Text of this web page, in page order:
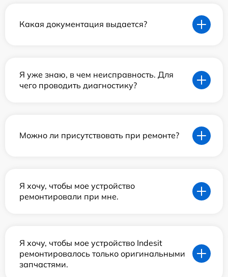
Какая документация выдается?
Я уже знаю, в чем неисправность. Для
чего проводить диагностику?
Можно ли присутствовать при ремонте?
Я хочу, чтобы мое устройство
ремонтировали при мне.
Я хочу, чтобы мое устройство Indesit
ремонтировалось только оригинальными
запчастями.